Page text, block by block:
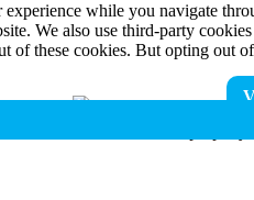
while you navigate
We also use third-party
of these cookies. But opting out